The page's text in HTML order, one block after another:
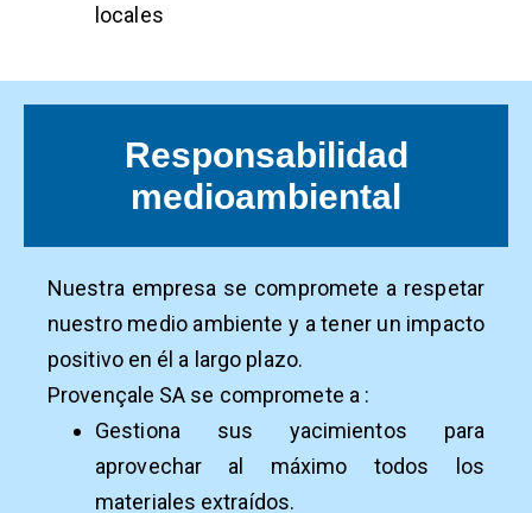
locales
Nuestra empresa se compromete a respetar
nuestro medio ambiente y a tener un impacto
positivo en él a largo plazo.
Provençale SA se compromete a :
Gestiona sus yacimientos para
aprovechar al máximo todos los
materiales extraídos.
Responsabilidad
medioambiental